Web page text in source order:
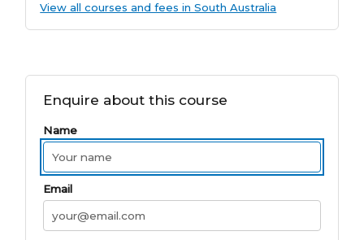
View all courses and fees in South Australia
Enquire about this course
Name
Email